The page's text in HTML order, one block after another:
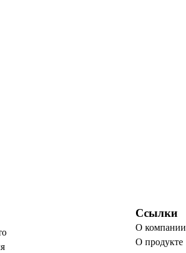
Ссылки
О компании
О продукте